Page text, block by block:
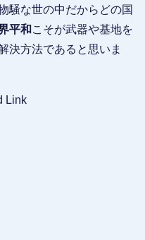
騒な世の中だからどの国
平和 こそが武器や基地を
決方法であると思いま
Link